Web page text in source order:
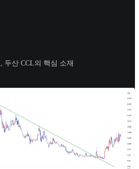
두산 CCL의 핵심 소재